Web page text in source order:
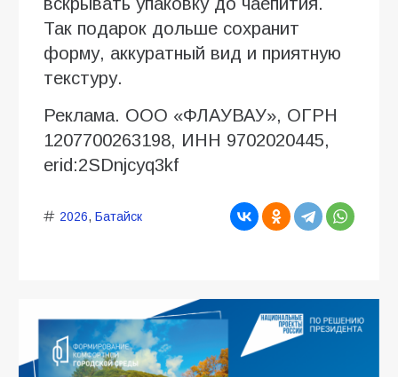
Так подарок дольше сохранит
форму, аккуратный вид и приятную
текстуру.
Реклама. ООО «ФЛАУВАУ», ОГРН
1207700263198, ИНН 9702020445,
erid:2SDnjcyq3kf
2026, Батайск